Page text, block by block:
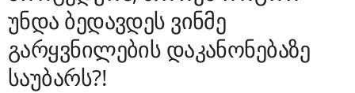
უნდა ბედავდეს ვინმე
გარყვნილების დაკანონებაზე
საუბარს?!